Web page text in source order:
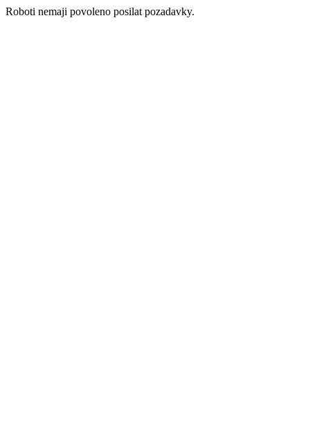
Roboti nemaji povoleno posilat pozadavky.